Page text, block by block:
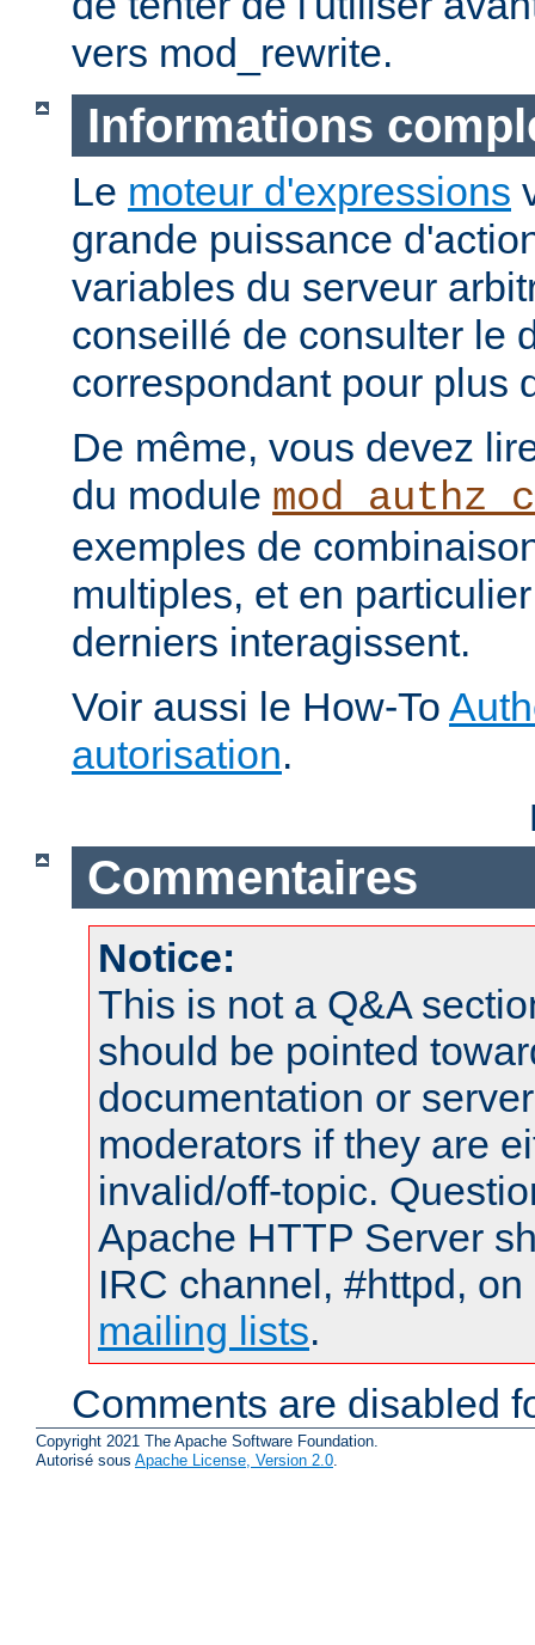
vers mod_rewrite.
Informations
Le moteur d'expressions
grande puissance
variables du serveur
conseillé de consulter le
correspondant pour plus
De même, vous devez
du module
exemples de
multiples, et en
derniers interagissent.
Voir aussi le How-To
autorisation.
Commentaires
Notice:
This is not a Q&A
should be pointed
documentation or
moderators if they are
invalid/off-topic.
Apache HTTP Server
IRC channel, #httpd,
mailing lists.
Comments are disabled
Copyright 2021 The Apache Software Foundation.
Autorisé sous Apache License, Version 2.0.